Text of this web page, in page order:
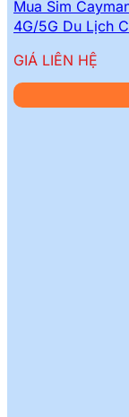
Mua Sim
4G/5G Du Lịch
GIÁ LIÊN HỆ